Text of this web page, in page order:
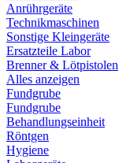
Anrührgeräte
Technikmaschinen
Sonstige Kleingeräte
Ersatzteile Labor
Brenner & Lötpistolen
Alles anzeigen
Fundgrube
Fundgrube
Behandlungseinheit
Röntgen
Hygiene